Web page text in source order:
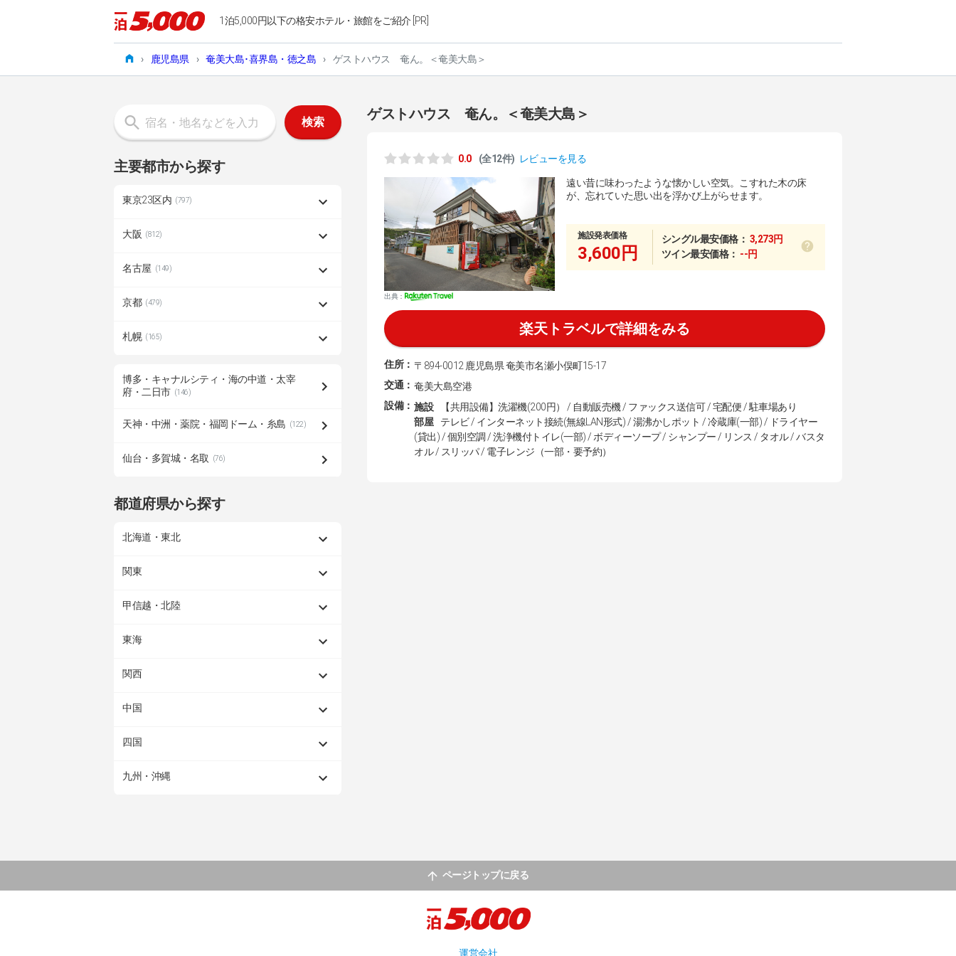
1泊5,000円以下の格安ホテル・旅館をご紹介 [PR]
› 鹿児島県 › 奄美大島･喜界島・徳之島 › ゲストハウス 奄ん。＜奄美大島＞
ゲストハウス 奄ん。＜奄美大島＞
0.0 (全12件) レビューを見る
出典：
遠い昔に味わったような懐かしい空気。こすれた木の床
が、忘れていた思い出を浮かび上がらせます。
施設発表価格
3,600円
シングル最安価格： 3,273円
ツイン最安価格： --円
楽天トラベルで詳細をみる
住所： 〒894-0012 鹿児島県 奄美市名瀬小俣町15-17
交通： 奄美大島空港
設備： 施設
【共用設備】洗濯機(200円） / 自動販売機 / ファックス送信可 / 宅配便 / 駐車場あり
部屋
テレビ / インターネット接続(無線LAN形式) / 湯沸かしポット / 冷蔵庫(一部) / ドライヤー
(貸出) / 個別空調 / 洗浄機付トイレ(一部) / ボディーソープ / シャンプー / リンス / タオル / バスタ
オル / スリッパ / 電子レンジ（一部・要予約）
検索
主要都市から探す
東京23区内 (797)
大阪 (812)
名古屋 (149)
京都 (479)
札幌 (165)
博多・キャナルシティ・海の中道・太宰
府・二日市 (146)
天神・中洲・薬院・福岡ドーム・糸島 (122)
仙台・多賀城・名取 (76)
都道府県から探す
北海道・東北
関東
甲信越・北陸
東海
関西
中国
四国
九州・沖縄
ページトップに戻る
運営会社